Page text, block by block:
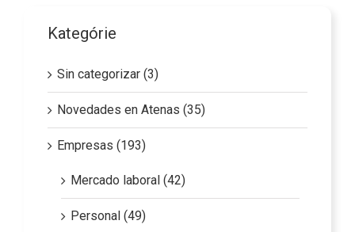
Kategórie
Sin categorizar (3)
Novedades en Atenas (35)
Empresas (193)
Mercado laboral (42)
Personal (49)